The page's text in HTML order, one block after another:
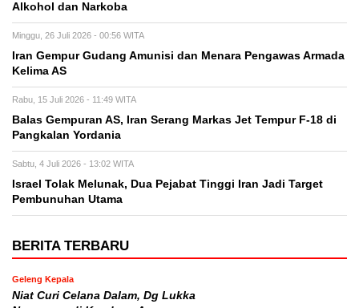
Alkohol dan Narkoba
Minggu, 26 Juli 2026 - 00:56 WITA
Iran Gempur Gudang Amunisi dan Menara Pengawas Armada
Kelima AS
Rabu, 15 Juli 2026 - 11:49 WITA
Balas Gempuran AS, Iran Serang Markas Jet Tempur F-18 di
Pangkalan Yordania
Sabtu, 4 Juli 2026 - 13:02 WITA
Israel Tolak Melunak, Dua Pejabat Tinggi Iran Jadi Target
Pembunuhan Utama
BERITA TERBARU
Geleng Kepala
Niat Curi Celana Dalam, Dg Lukka